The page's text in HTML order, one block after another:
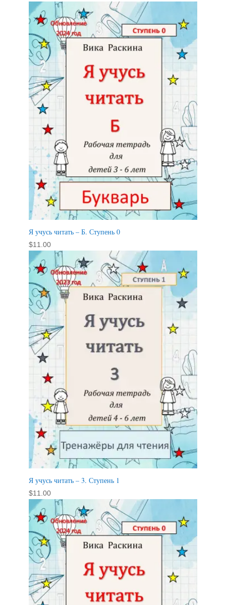
Я учусь читать – Б. Ступень 0
$11.00
Я учусь читать – 3. Ступень 1
$11.00